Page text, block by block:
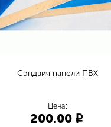
Сэндвич панели ПВХ
Цена:
200.00 p